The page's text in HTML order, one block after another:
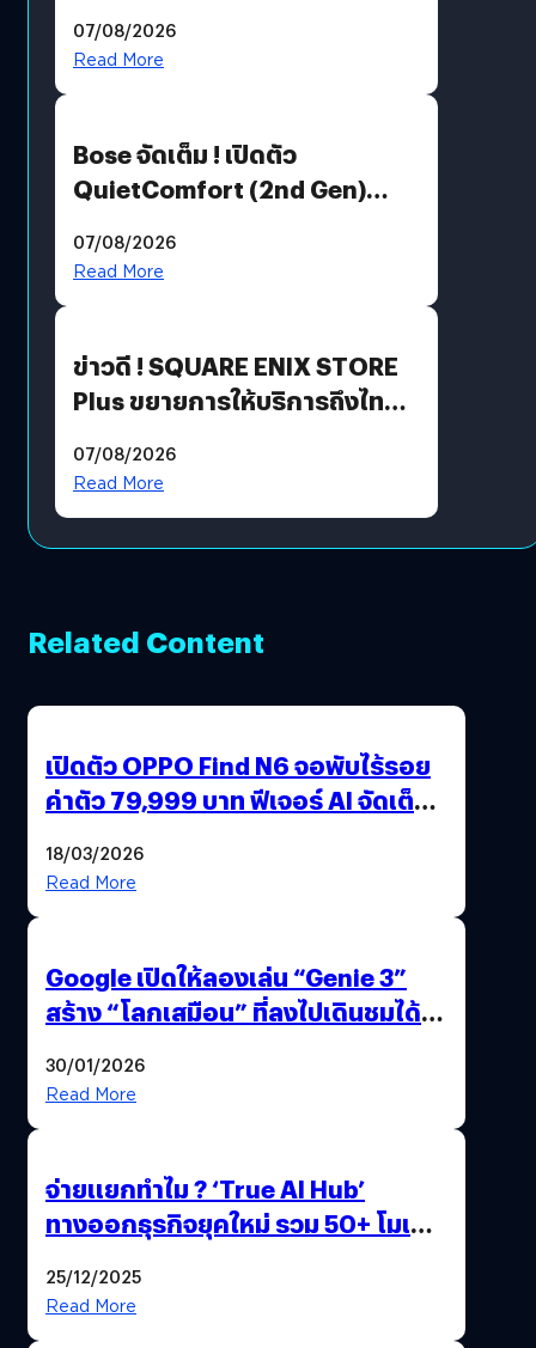
มีภาษาไทยด้วย
07/08/2026
Read More
Bose จัดเต็ม ! เปิดตัว
QuietComfort (2nd Gen)
07/08/2026
Read More
ข่าวดี ! SQUARE ENIX STORE
Plus ขยายการให้บริการถึงไทย
โดยตรง
07/08/2026
Read More
Related Content
เปิดตัว OPPO Find N6 จอพับไร้รอย
ค่าตัว 79,999 บาท ฟีเจอร์ AI จัดเต็ม
18/03/2026
Read More
Google เปิดให้ลองเล่น “Genie 3”
สร้าง “โลกเสมือน” ที่ลงไปเดินชมได้
30/01/2026
Read More
จ่ายแยกทำไม ? ‘True AI Hub’
ทางออกธุรกิจยุคใหม่ รวม 50+ โมเดล
25/12/2025
Read More